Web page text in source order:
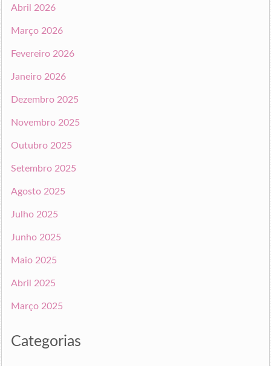
Abril 2026
Março 2026
Fevereiro 2026
Janeiro 2026
Dezembro 2025
Novembro 2025
Outubro 2025
Setembro 2025
Agosto 2025
Julho 2025
Junho 2025
Maio 2025
Abril 2025
Março 2025
Categorias